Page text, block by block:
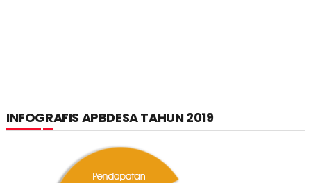
INFOGRAFIS APBDESA TAHUN 2019